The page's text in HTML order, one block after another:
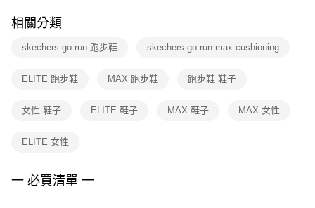
※ 交易是否成功請以「AFTEE先享後付 」之結帳頁面顯示為準，若有關於
是否繳費成功／繳費後需取消欲退款等相關疑問，請聯繫「AFTEE先享後付
客戶支援中心」https://netprotections.freshdesk.com/support/home
１．透過由恩沛科技股份有限公司提供之「AFTEE先享後付」服務完成之交
權轉讓予恩沛科技股份有限公司。
３．未成年的使用者請事先徵得法定代理人或監護人之同意方可使用
４．使用「AFTEE先享後付」時，將依據個別帳號之用戶狀況，依本公司即
相關分類
skechers go run 跑步鞋 skechers go run max cushioning
ELITE 跑步鞋 MAX 跑步鞋 跑步鞋 鞋子
女性 鞋子 ELITE 鞋子 MAX 鞋子 MAX 女性
ELITE 女性
一 必買清單 一